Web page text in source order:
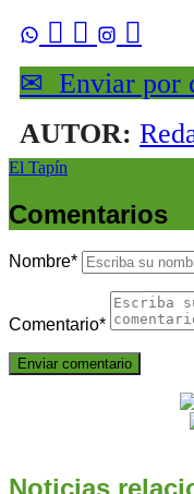
 

✉ Enviar por
AUTOR:
El Tapín
Comentarios
Nombre*
Comentario*